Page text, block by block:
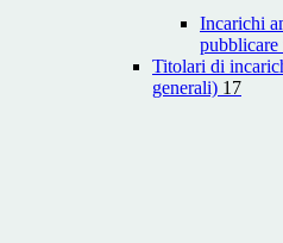
Incarichi
Titolari di
generali) 17